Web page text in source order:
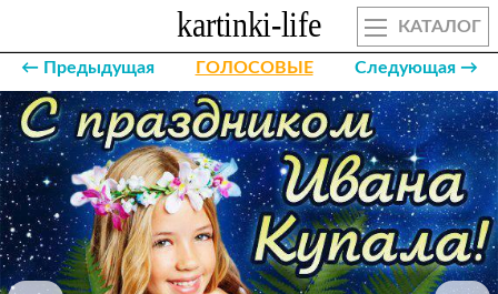
КАТАЛОГ
← Предыдущая ГОЛОСОВЫЕ Следующая →